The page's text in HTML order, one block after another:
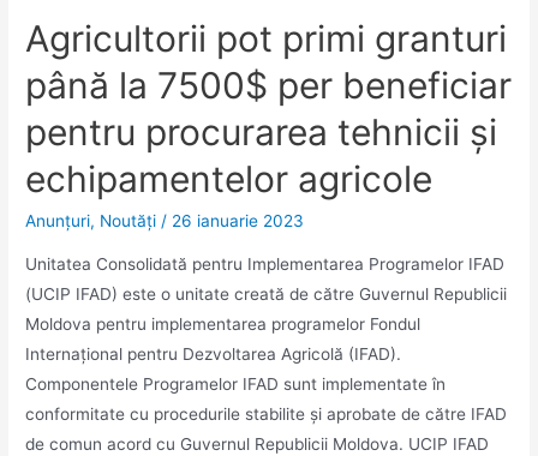
Agricultorii pot primi granturi
până la 7500$ per beneficiar
pentru procurarea tehnicii și
echipamentelor agricole
Anunţuri, Noutăţi / 26 ianuarie 2023
Unitatea Consolidată pentru Implementarea Programelor IFAD
(UCIP IFAD) este o unitate creată de către Guvernul Republicii
Moldova pentru implementarea programelor Fondul
Internațional pentru Dezvoltarea Agricolă (IFAD).
Componentele Programelor IFAD sunt implementate în
conformitate cu procedurile stabilite și aprobate de către IFAD
de comun acord cu Guvernul Republicii Moldova. UCIP IFAD